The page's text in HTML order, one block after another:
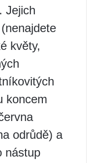
Jejich
květy,
koncem
odrůdě) a
nástup